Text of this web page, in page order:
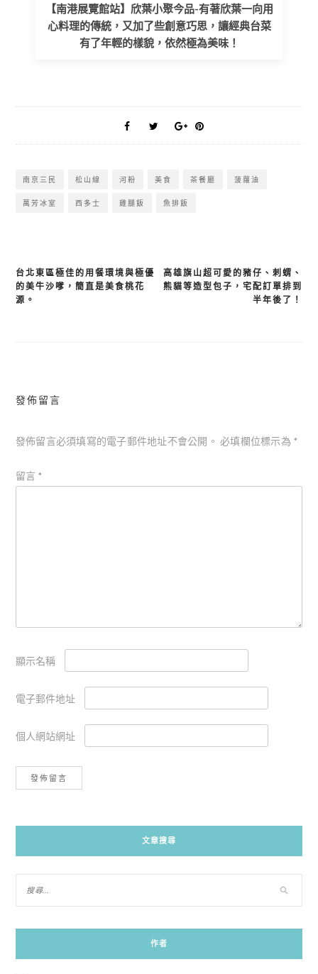
【南港展覽館站】欣葉小聚今品-有著欣葉一向用
心料理的傳統，又加了些創意巧思，讓經典台菜
有了年輕的樣貌，依然極為美味！
南京三民 松山線 河粉 美食 茶餐廳 菠蘿油
萬芳冰室 西多士 雞腿飯 魚排飯
文
章
台北東區極佳的用餐環境與極優
的美牛沙嗲，簡直是美食桃花
源。
高雄旗山超可愛的豬仔、刺蝟、
熊貓等造型包子，宅配訂單排到
半年後了！
發佈留言
發佈留言必須填寫的電子郵件地址不會公開。 必填欄位標示為 *
留言 *
顯示名稱
電子郵件地址
個人網站網址
文章搜尋
作者